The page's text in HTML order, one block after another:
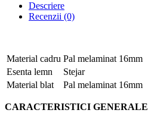
Descriere
Recenzii (0)
Material cadru Pal melaminat 16mm
Esenta lemn
Stejar
Material blat
Pal melaminat 16mm
CARACTERISTICI GENERALE